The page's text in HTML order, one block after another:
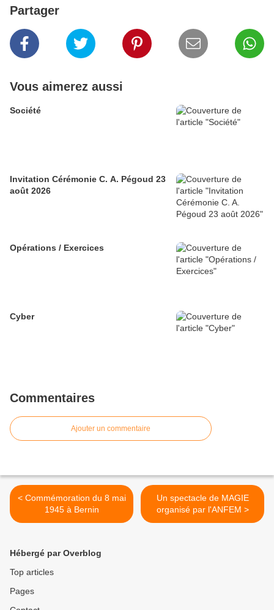
Partager
Vous aimerez aussi
Société
Invitation Cérémonie C. A. Pégoud 23
août 2026
Opérations / Exercices
Cyber
Commentaires
Ajouter un commentaire
< Commémoration du 8 mai
1945 à Bernin
Un spectacle de MAGIE
organisé par l'ANFEM >
Hébergé par Overblog
Top articles
Pages